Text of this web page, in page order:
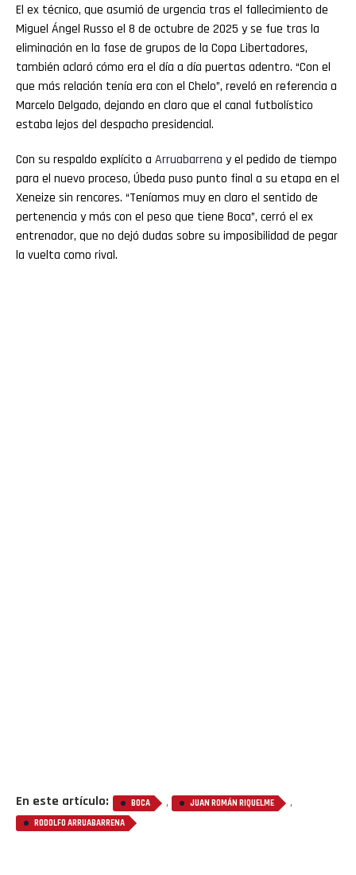
El ex técnico, que asumió de urgencia tras el fallecimiento de
Miguel Ángel Russo el 8 de octubre de 2025 y se fue tras la
eliminación en la fase de grupos de la Copa Libertadores,
también aclaró cómo era el día a día puertas adentro. “Con el
que más relación tenía era con el Chelo”, reveló en referencia a
Marcelo Delgado, dejando en claro que el canal futbolístico
estaba lejos del despacho presidencial.
Con su respaldo explícito a Arruabarrena y el pedido de tiempo
para el nuevo proceso, Úbeda puso punto final a su etapa en el
Xeneize sin rencores. “Teníamos muy en claro el sentido de
pertenencia y más con el peso que tiene Boca”, cerró el ex
entrenador, que no dejó dudas sobre su imposibilidad de pegar
la vuelta como rival.
En este artículo: BOCA , JUAN ROMÁN RIQUELME ,
RODOLFO ARRUABARRENA